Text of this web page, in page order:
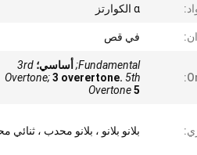
α الكوارتز
في قص
Fundamental; أساسي؛ 3rd
Overtone;3 overertone. 5th
Overtone5
بلانو بلانو ، بلانو محدب ، ثنائي